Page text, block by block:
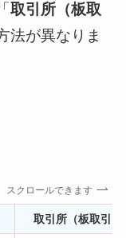
取引所（板取
法が異なりま
スクロールできます
取引所（板取引）